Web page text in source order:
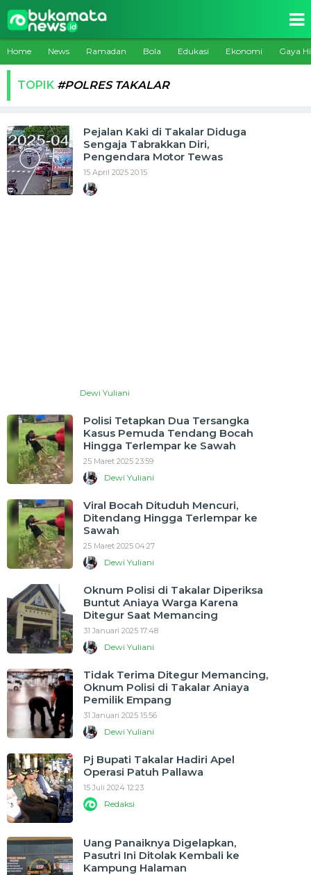
Home News Ramadan Bola Edukasi Ekonomi Gaya
TOPIK #POLRES TAKALAR
Pejalan Kaki di Takalar Diduga
Sengaja Tabrakkan Diri,
Pengendara Motor Tewas
15 April 2025 20:15
Dewi Yuliani
Polisi Tetapkan Dua Tersangka
Kasus Pemuda Tendang Bocah
Hingga Terlempar ke Sawah
25 Maret 2025 23:59
Dewi Yuliani
Viral Bocah Dituduh Mencuri,
Ditendang Hingga Terlempar ke
Sawah
25 Maret 2025 04:27
Dewi Yuliani
Oknum Polisi di Takalar Diperiksa
Buntut Aniaya Warga Karena
Ditegur Saat Memancing
31 Januari 2025 17:48
Dewi Yuliani
Tidak Terima Ditegur Memancing,
Oknum Polisi di Takalar Aniaya
Pemilik Empang
31 Januari 2025 15:56
Dewi Yuliani
Pj Bupati Takalar Hadiri Apel
Operasi Patuh Pallawa
15 Juli 2024 12:23
Redaksi
Uang Panaiknya Digelapkan,
Pasutri Ini Ditolak Kembali ke
Kampung Halaman